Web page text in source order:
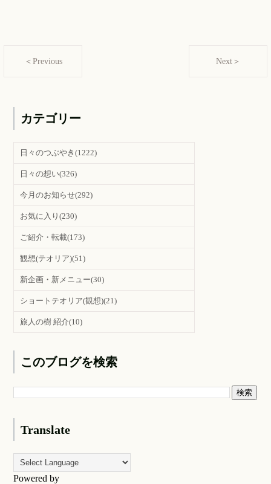
＜Previous Next＞
カテゴリー
日々のつぶやき(1222)
日々の想い(326)
今月のお知らせ(292)
お気に入り(230)
ご紹介・転載(173)
観想(テオリア)(51)
新企画・新メニュー(30)
ショートテオリア(観想)(21)
旅人の樹 紹介(10)
このブログを検索
Translate
Powered by